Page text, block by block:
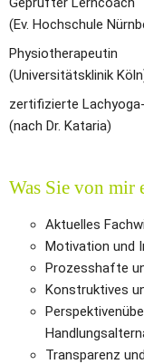
(Ev. Hochschule
Physiotherapeutin
(Universitätsklinik
zertifizierte
(nach Dr. Kataria)
Was Sie von mir
Aktuelles
Motivation und
Prozesshafte
Konstruktives
Transparenz